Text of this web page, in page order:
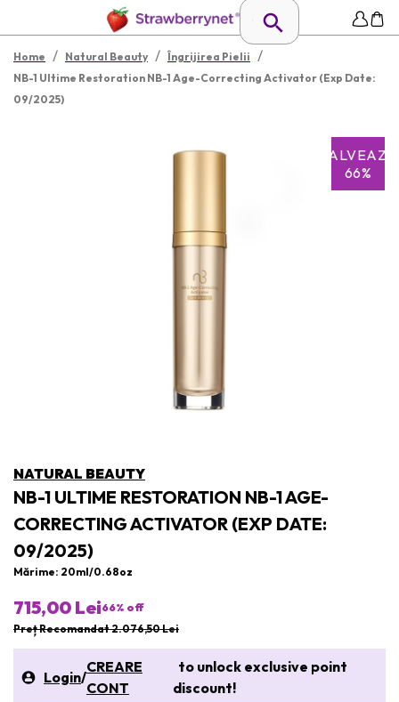
Home / Natural Beauty / Îngrijirea Pielii /
NB-1 Ultime Restoration NB-1 Age-Correcting Activator (Exp Date:
09/2025)
SALVEAZĂ
66%
NATURAL BEAUTY
NB-1 ULTIME RESTORATION NB-1 AGE-
CORRECTING ACTIVATOR (EXP DATE:
09/2025)
Mărime: 20ml/0.68oz
715,00 Lei66% off
Preț Recomandat 2.076,50 Lei
Login/
CREARE
CONT
to unlock exclusive point
discount!